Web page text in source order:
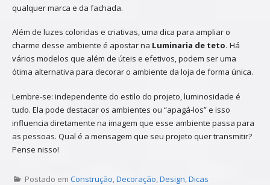
qualquer marca e da fachada.
Além de luzes coloridas e criativas, uma dica para ampliar o
charme desse ambiente é apostar na Luminaria de teto. Há
vários modelos que além de úteis e efetivos, podem ser uma
ótima alternativa para decorar o ambiente da loja de forma única.
Lembre-se: independente do estilo do projeto, luminosidade é
tudo. Ela pode destacar os ambientes ou “apagá-los” e isso
influencia diretamente na imagem que esse ambiente passa para
as pessoas. Qual é a mensagem que seu projeto quer transmitir?
Pense nisso!
Postado em Construção,Decoração,Design,Dicas